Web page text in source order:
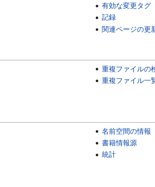
有効な変更タグ
記録
関連ページの更
重複ファイルの
重複ファイル一
名前空間の情報
書籍情報源
統計